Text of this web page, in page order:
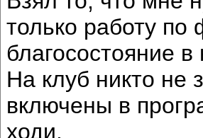
только работу
благосостояние
На клуб никто не
включены в
ходи.